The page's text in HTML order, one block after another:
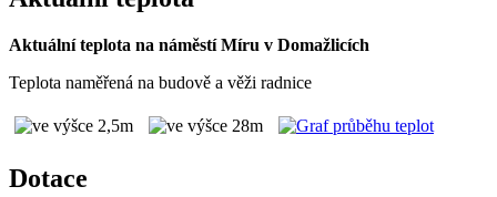
Aktuální teplota na náměstí Míru v Domažlicích
Teplota naměřená na budově a věži radnice
Dotace